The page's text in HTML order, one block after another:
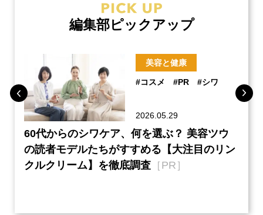
編集部ピックアップ
美容と健康
#コスメ #PR #シワ
2026.05.29
60代からのシワケア、何を選ぶ？ 美容ツウ
の読者モデルたちがすすめる【大注目のリン
クルクリーム】を徹底調査 ［PR］